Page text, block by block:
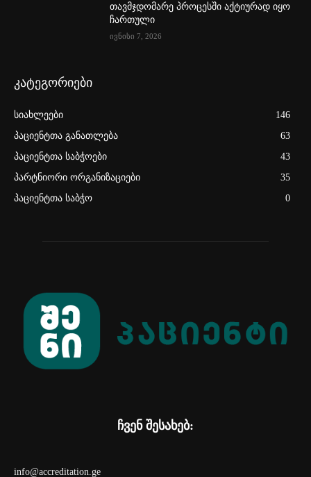
თავმჯდომარე პროცესში აქტიურად იყო
ჩართული
ივნისი 7, 2026
კატეგორიები
სიახლეები
146
პაციენტთა განათლება
63
პაციენტთა საბჭოები
43
პარტნიორი ორგანიზაციები
35
პაციენტთა საბჭო
0
ჩვენ შესახებ:
info@accreditation.ge